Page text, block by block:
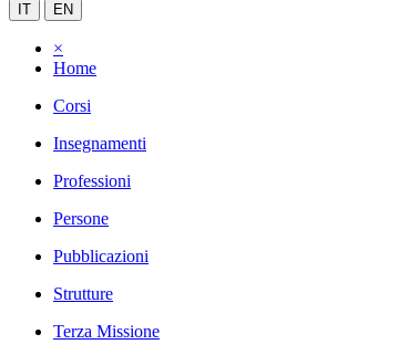
IT EN
×
Home
Corsi
Insegnamenti
Professioni
Persone
Pubblicazioni
Strutture
Terza Missione